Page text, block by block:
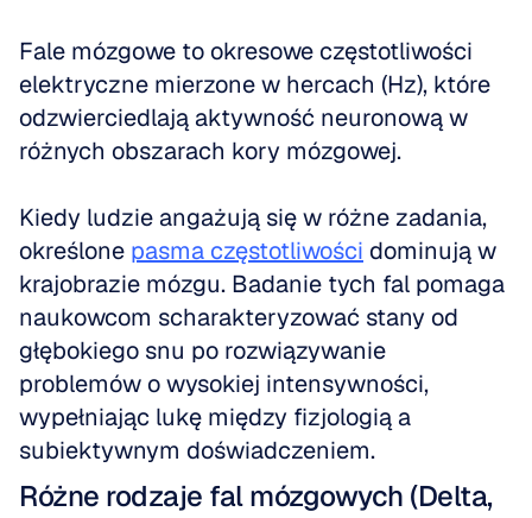
Fale mózgowe to okresowe częstotliwości
elektryczne mierzone w hercach (Hz), które
odzwierciedlają aktywność neuronową w
różnych obszarach kory mózgowej.
Kiedy ludzie angażują się w różne zadania,
określone pasma częstotliwości dominują w
krajobrazie mózgu. Badanie tych fal pomaga
naukowcom scharakteryzować stany od
głębokiego snu po rozwiązywanie
problemów o wysokiej intensywności,
wypełniając lukę między fizjologią a
subiektywnym doświadczeniem.
Różne rodzaje fal mózgowych (Delta,